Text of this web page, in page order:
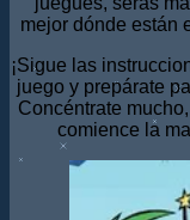
mejor dónde están
¡Sigue las
juego y prepárate
Concéntrate
comience la